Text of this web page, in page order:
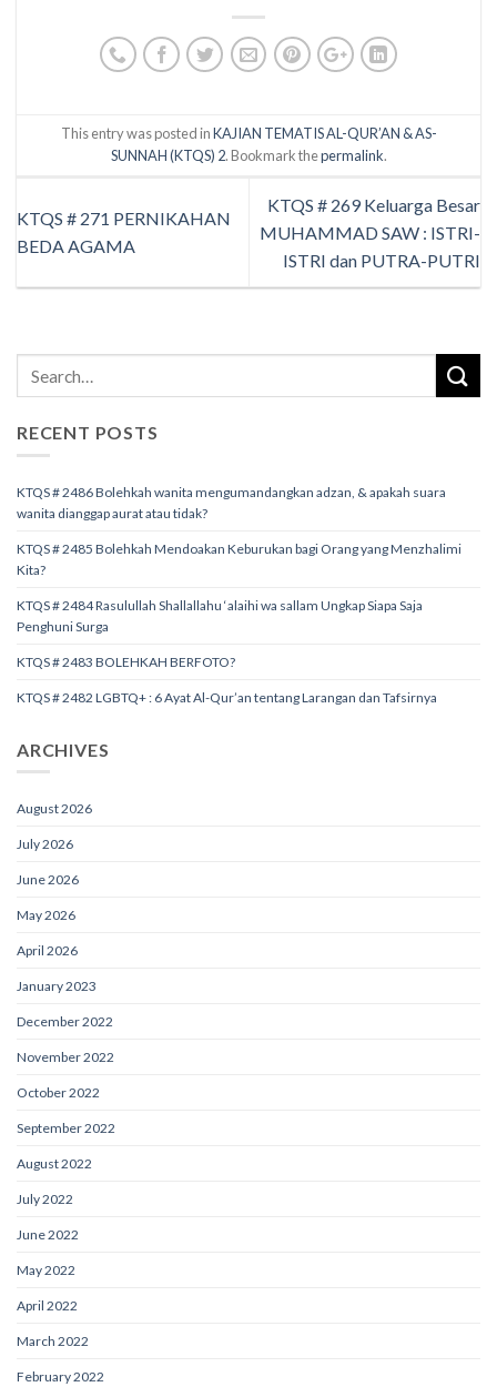
This entry was posted inKAJIAN TEMATIS AL-QUR’AN & AS-
SUNNAH (KTQS) 2. Bookmark thepermalink.
KTQS # 271 PERNIKAHAN
BEDA AGAMA
KTQS # 269 Keluarga Besar
MUHAMMAD SAW : ISTRI-
ISTRI dan PUTRA-PUTRI
RECENT POSTS
KTQS # 2486 Bolehkah wanita mengumandangkan adzan, & apakah suara
wanita dianggap aurat atau tidak?
KTQS # 2485 Bolehkah Mendoakan Keburukan bagi Orang yang Menzhalimi
Kita?
KTQS # 2484 Rasulullah Shallallahu ‘alaihi wa sallam Ungkap Siapa Saja
Penghuni Surga
KTQS # 2483 BOLEHKAH BERFOTO?
KTQS # 2482 LGBTQ+ : 6 Ayat Al-Qur’an tentang Larangan dan Tafsirnya
ARCHIVES
August 2026
July 2026
June 2026
May 2026
April 2026
January 2023
December 2022
November 2022
October 2022
September 2022
August 2022
July 2022
June 2022
May 2022
April 2022
March 2022
February 2022